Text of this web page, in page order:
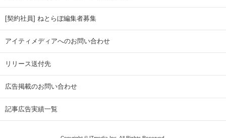
[契約社員] ねとらぼ編集者募集
アイティメディアへのお問い合わせ
リリース送付先
広告掲載のお問い合わせ
記事広告実績一覧